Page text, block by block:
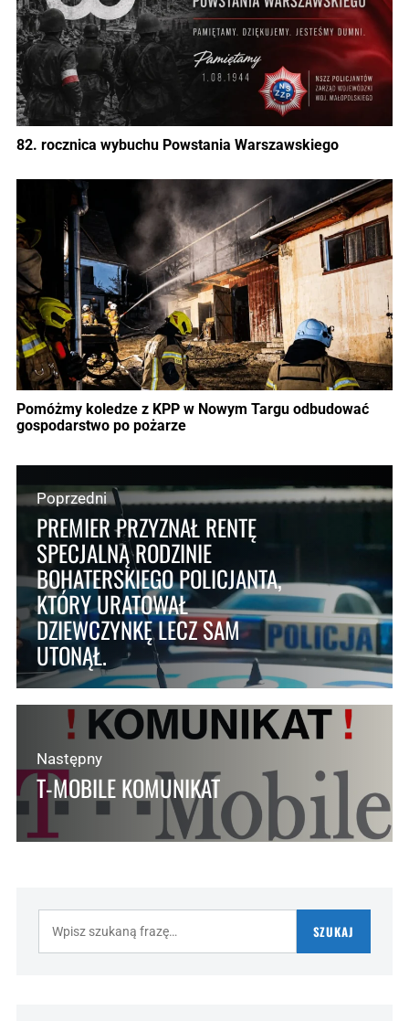
82. rocznica wybuchu Powstania Warszawskiego
Pomóżmy koledze z KPP w Nowym Targu odbudować
gospodarstwo po pożarze
Poprzedni
PREMIER PRZYZNAŁ RENTĘ
SPECJALNĄ RODZINIE
BOHATERSKIEGO POLICJANTA,
KTÓRY URATOWAŁ
DZIEWCZYNKĘ LECZ SAM
UTONĄŁ.
Następny
T-MOBILE KOMUNIKAT
SZUKAJ